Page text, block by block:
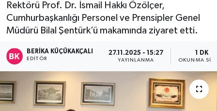
Rektörü Prof. Dr. İsmail Hakkı Özölçer,
Cumhurbaşkanlığı Personel ve Prensipler Genel
Müdürü Bilal Şentürk’ü makamında ziyaret etti.
BERIKA KÜÇÜKAKÇALI
EDITÖR
27.11.2025 - 15:27
YAYINLANMA
1 DK
OKUNMA
Devrek
BİLİM VE TEKNOLOJİ